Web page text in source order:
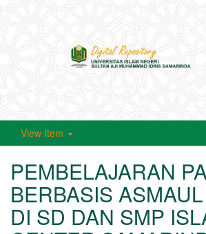
View Item
PEMBELAJARAN
BERBASIS
DI SD DAN SMP